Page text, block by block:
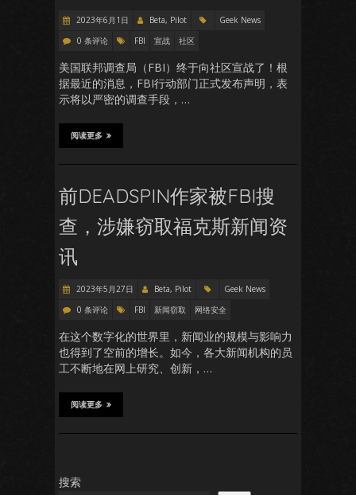
2023年6月1日 Beta, Pilot
Geek News
0 条评论
FBI 宣战 社区
美国联邦调查局（FBI）终于向社区宣战了！根
据最近的消息，FBI行动部门正式发布声明，表
示将以严密的调查手段，…
阅读更多
前DEADSPIN作家被FBI搜
查，涉嫌窃取福克斯新闻资
讯
2023年5月27日 Beta, Pilot
Geek News
0 条评论
FBI 新闻窃取 网络安全
在这个数字化的世界里，新闻业的规模与影响力
也得到了空前的增长。如今，各大新闻机构的员
工不断地在网上研究、创新，…
阅读更多
搜索